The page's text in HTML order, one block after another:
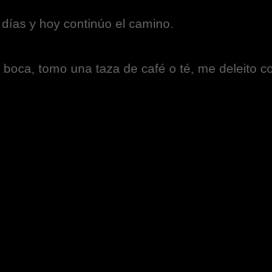
y hoy continúo el camino.
tomo una taza de café o té, me deleito